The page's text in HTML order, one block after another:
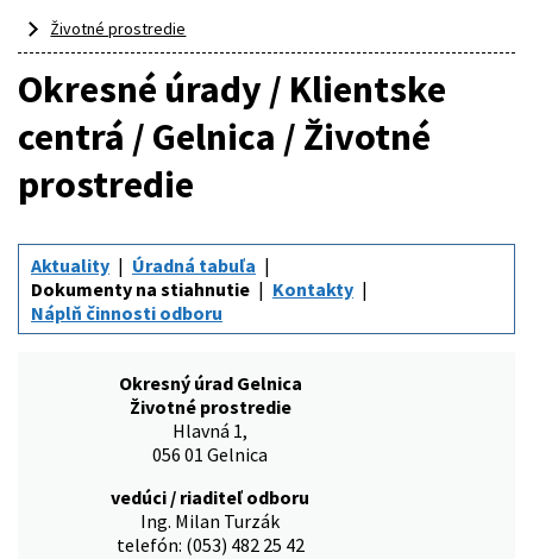
Životné prostredie
Okresné úrady / Klientske
centrá / Gelnica / Životné
prostredie
Aktuality
Úradná tabuľa
Dokumenty na stiahnutie
Kontakty
Náplň činnosti odboru
Okresný úrad Gelnica
Životné prostredie
Hlavná 1,
056 01 Gelnica
vedúci / riaditeľ odboru
Ing. Milan Turzák
telefón: (053) 482 25 42